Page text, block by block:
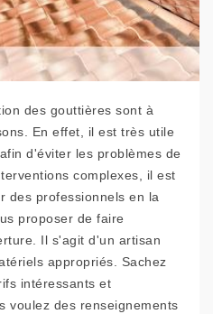
des gouttières sont à
En effet, il est très utile
d'éviter les problèmes de
complexes, il est
des professionnels en la
proposer de faire
Il s'agit d'un artisan
appropriés. Sachez
intéressants et
voulez des renseignements